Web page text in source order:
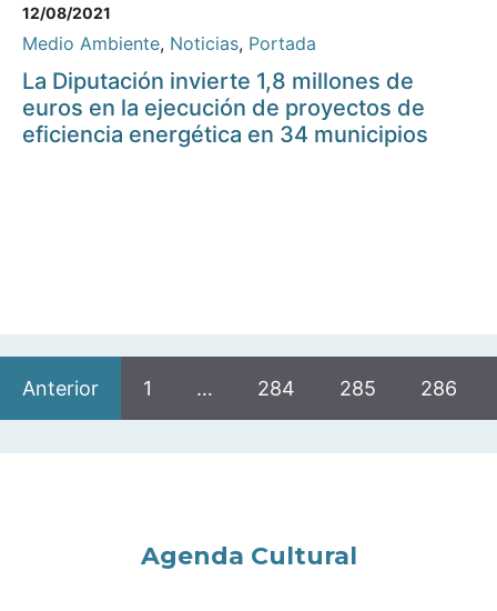
12/08/2021
Medio Ambiente, Noticias, Portada
La Diputación invierte 1,8 millones de
euros en la ejecución de proyectos de
eficiencia energética en 34 municipios
Anterior 1 … 284 285 286
Agenda Cultural